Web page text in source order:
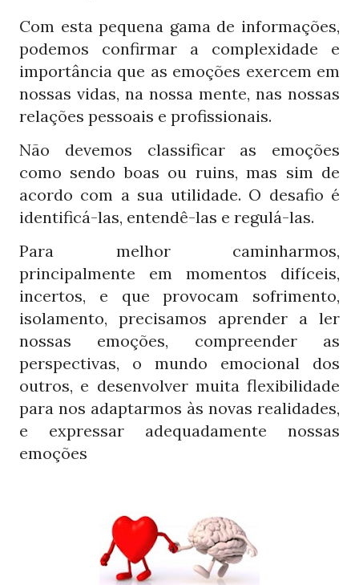
Com esta pequena gama de informações,
podemos confirmar a complexidade e
importância que as emoções exercem em
nossas vidas, na nossa mente, nas nossas
relações pessoais e profissionais.
Não devemos classificar as emoções
como sendo boas ou ruins, mas sim de
acordo com a sua utilidade. O desafio é
identificá-las, entendê-las e regulá-las.
Para melhor caminharmos,
principalmente em momentos difíceis,
incertos, e que provocam sofrimento,
isolamento, precisamos aprender a ler
nossas emoções, compreender as
perspectivas, o mundo emocional dos
outros, e desenvolver muita flexibilidade
para nos adaptarmos às novas realidades,
e expressar adequadamente nossas
emoções